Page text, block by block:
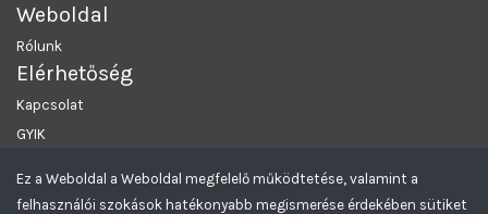
Weboldal
Rólunk
Elérhetőség
Kapcsolat
GYIK
MRKL Budapest© 2026 Minden Jog Fenntartva.
Ez a Weboldal a Weboldal megfelelő működtetése, valamint a
felhasználói szokások hatékonyabb megismerése érdekében sütiket